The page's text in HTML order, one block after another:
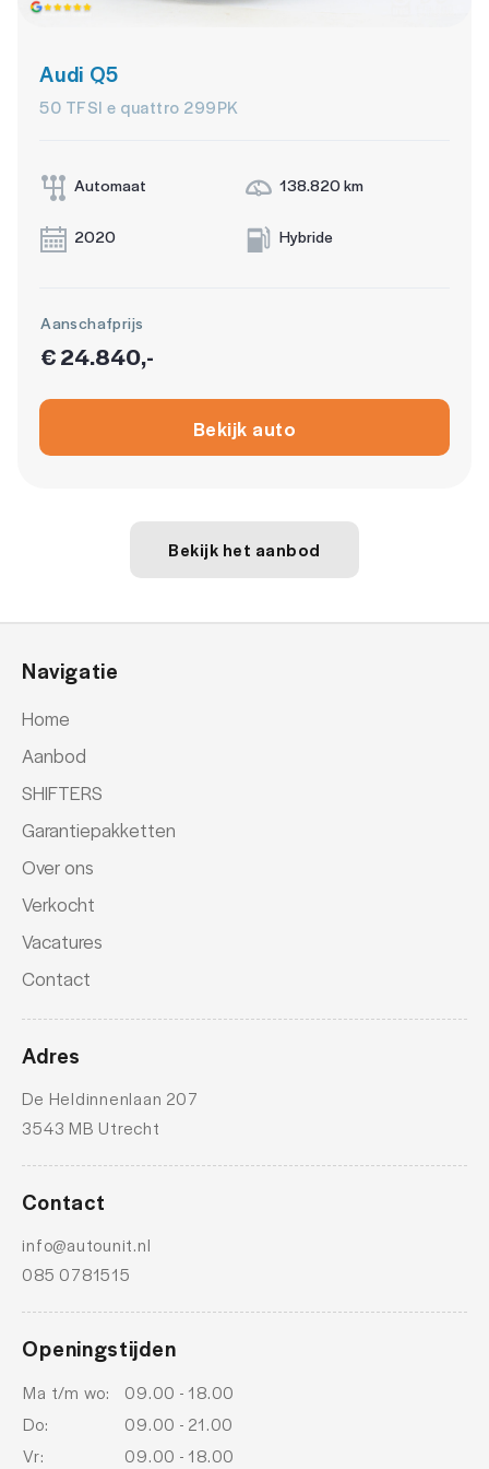
Audi Q5
50 TFSI e quattro 299PK
Automaat 138.820 km
2020 Hybride
Aanschafprijs
€ 24.840,-
Bekijk auto
Bekijk het aanbod
Navigatie
Home
Aanbod
SHIFTERS
Garantiepakketten
Over ons
Verkocht
Vacatures
Contact
Adres
De Heldinnenlaan 207
3543 MB Utrecht
Contact
info@autounit.nl
085 0781515
Openingstijden
Ma t/m wo:
09.00 - 18.00
Do:
09.00 - 21.00
Vr:
09.00 - 18.00